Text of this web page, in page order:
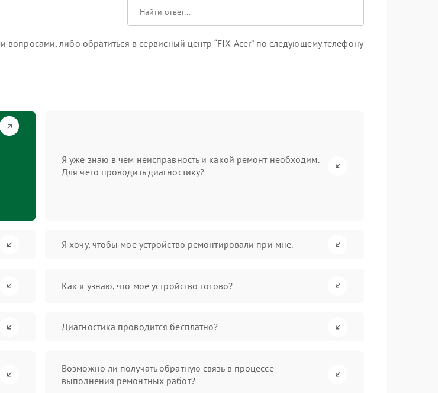
либо обратиться в сервисный центр “FIX-Acer” по следующему телефону
Я уже знаю в чем неисправность и какой ремонт необходим.
Для чего проводить диагностику?
Я хочу, чтобы мое устройство ремонтировали при мне.
Как я узнаю, что мое устройство готово?
Диагностика проводится бесплатно?
Возможно ли получать обратную связь в процессе
выполнения ремонтных работ?